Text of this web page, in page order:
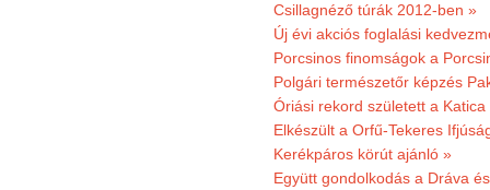
Csillagnéző túrák 2012-ben »
Új évi akciós foglalási
Porcsinos finomságok a
Polgári természetőr képzés
Óriási rekord született a Katica
Elkészült a Orfű-Tekeres
Kerékpáros körút ajánló »
Együtt gondolkodás a Dráva